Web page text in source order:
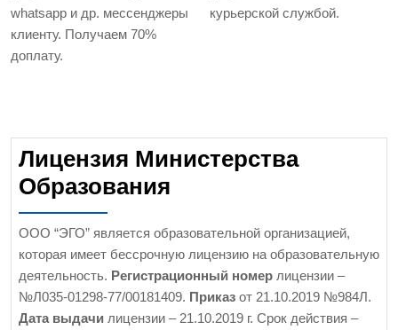
whatsapp и др. мессенджеры
клиенту. Получаем 70%
доплату.
курьерской службой.
Лицензия Министерства
Образования
ООО “ЭГО” является образовательной организацией,
которая имеет бессрочную лицензию на образовательную
деятельность. Регистрационный номер лицензии –
№Л035-01298-77/00181409. Приказ от 21.10.2019 №984Л.
Дата выдачи лицензии – 21.10.2019 г. Срок действия –